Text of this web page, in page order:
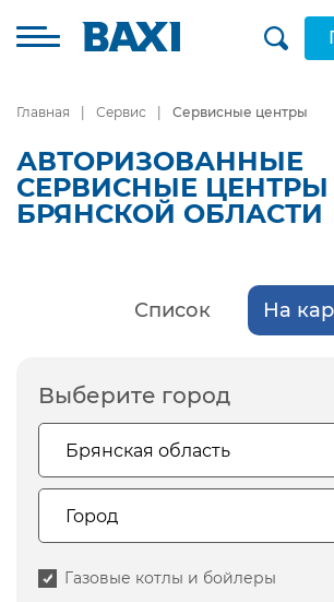
Главная Сервис Сервисные центры
АВТОРИЗОВАННЫЕ
СЕРВИСНЫЕ ЦЕНТРЫ
БРЯНСКОЙ ОБЛАСТИ
Список На
Выберите город
Газовые котлы и бойлеры